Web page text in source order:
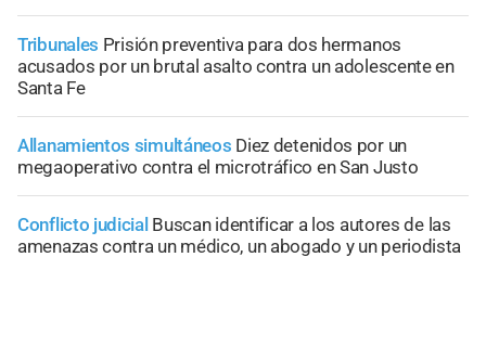
Tribunales Prisión preventiva para dos hermanos
acusados por un brutal asalto contra un adolescente en
Santa Fe
Allanamientos simultáneos Diez detenidos por un
megaoperativo contra el microtráfico en San Justo
Conflicto judicial Buscan identificar a los autores de las
amenazas contra un médico, un abogado y un periodista